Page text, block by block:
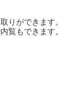
りができます。
覧もできます。